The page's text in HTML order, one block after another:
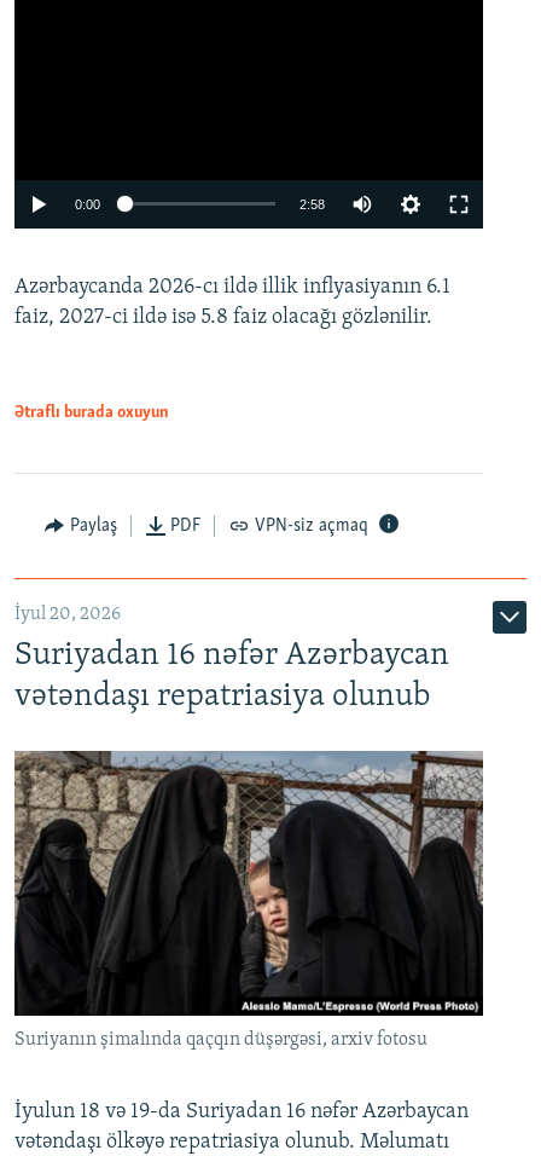
Auto
0:00 2:58
360p
480p
Azərbaycanda 2026-cı ildə illik inflyasiyanın 6.1
faiz, 2027-ci ildə isə 5.8 faiz olacağı gözlənilir.
Ətraflı burada oxuyun
Paylaş PDF VPN-siz açmaq
İyul 20, 2026
Suriyadan 16 nəfər Azərbaycan
vətəndaşı repatriasiya olunub
Suriyanın şimalında qaçqın düşərgəsi, arxiv fotosu
İyulun 18 və 19-da Suriyadan 16 nəfər Azərbaycan
vətəndaşı ölkəyə repatriasiya olunub. Məlumatı